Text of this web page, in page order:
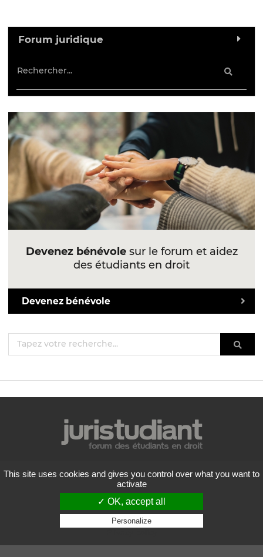
Forum juridique
Devenez bénévolesur le forum et aidez
des étudiants en droit
Devenez bénévole
Mentions légales
Politique de confidentialité
Conditions générales d'utilisation
Liste des forums
Contactez-nous
Copyright
2026 Juristudiant.com - Tous droits réservés
This site uses cookies and gives you control over what you want to
activate
✓ OK, accept all
Personalize